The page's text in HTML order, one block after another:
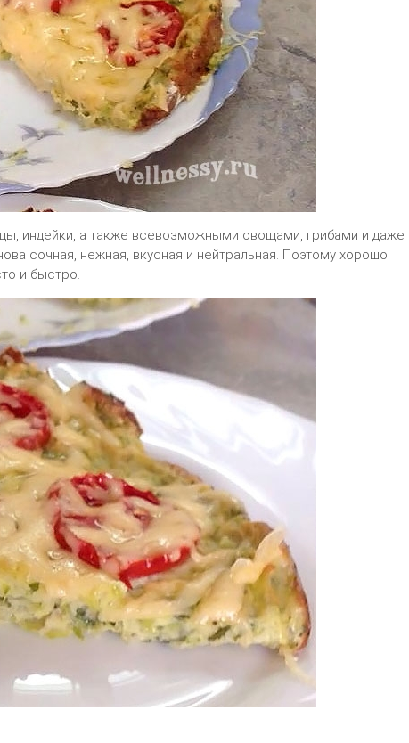
индейки, а также всевозможными овощами, грибами и даже
сочная, нежная, вкусная и нейтральная. Поэтому хорошо
и быстро.